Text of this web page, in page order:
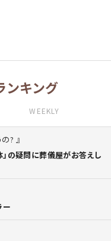
ンキング
WEEKLY
?
」の疑問に葬儀屋がお答えし
ー